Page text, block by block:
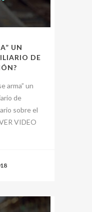
UN
DE
arma” un
de
sobre el
VIDEO